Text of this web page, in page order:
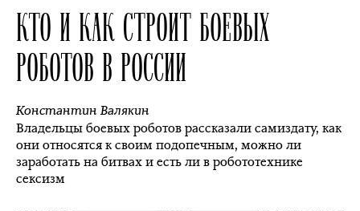
КТО И КАК СТРОИТ БОЕВЫХ
РОБОТОВ В РОССИИ
Константин Валякин
Владельцы боевых роботов рассказали самиздату, как
они относятся к своим подопечным, можно ли
заработать на битвах и есть ли в робототехнике
сексизм